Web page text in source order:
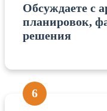
Обсуждаете с
планировок,
решения
6